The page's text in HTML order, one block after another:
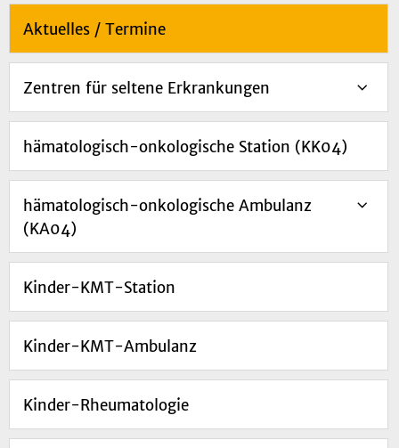
Aktuelles / Termine
Zentren für seltene Erkrankungen
hämatologisch-onkologische Station (KK04)
hämatologisch-onkologische Ambulanz
(KA04)
Kinder-KMT-Station
Kinder-KMT-Ambulanz
Kinder-Rheumatologie